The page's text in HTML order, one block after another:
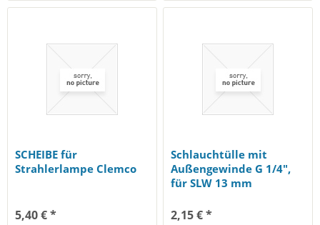
SCHEIBE für
Strahlerlampe Clemco
5,40 € *
Schlauchtülle mit
Außengewinde G 1/4",
für SLW 13 mm
2,15 € *